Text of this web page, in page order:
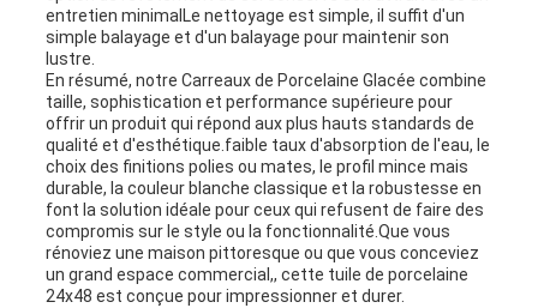
entretien minimalLe nettoyage est simple, il suffit d'un
simple balayage et d'un balayage pour maintenir son
lustre.
En résumé, notre Carreaux de Porcelaine Glacée combine
taille, sophistication et performance supérieure pour
offrir un produit qui répond aux plus hauts standards de
qualité et d'esthétique.faible taux d'absorption de l'eau, le
choix des finitions polies ou mates, le profil mince mais
durable, la couleur blanche classique et la robustesse en
font la solution idéale pour ceux qui refusent de faire des
compromis sur le style ou la fonctionnalité.Que vous
rénoviez une maison pittoresque ou que vous conceviez
un grand espace commercial,, cette tuile de porcelaine
24x48 est conçue pour impressionner et durer.